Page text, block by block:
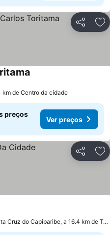
Partilhar
km de Centro da cidade
preços
Ver preços
Partilhar
Santa Cruz do Capibaribe, a 16.4 km de Toritama